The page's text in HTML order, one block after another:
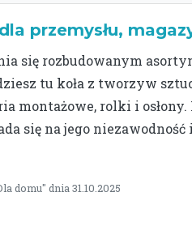
przemysłu,
się rozbudowanym
tu koła z tworzyw
montażowe, rolki i
się na jego niezawodność
domu" dnia 31.10.2025